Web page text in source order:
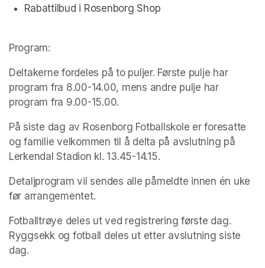
Rabattilbud i Rosenborg Shop
Program:
Deltakerne fordeles på to puljer. Første pulje har
program fra 8.00-14.00, mens andre pulje har
program fra 9.00-15.00.
På siste dag av Rosenborg Fotballskole er foresatte
og familie velkommen til å delta på avslutning på
Lerkendal Stadion kl. 13.45-14.15.
Detaljprogram vil sendes alle påmeldte innen én uke
før arrangementet.
Fotballtrøye deles ut ved registrering første dag.
Ryggsekk og fotball deles ut etter avslutning siste
dag.